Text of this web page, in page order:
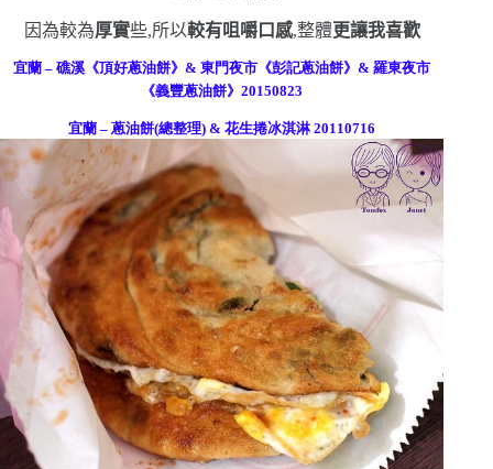
因為較為厚實些,所以較有咀嚼口感,整體更讓我喜歡
宜蘭 –礁溪《頂好蔥油餅》&東門夜市《彭記蔥油餅》&羅東夜市
《義豐蔥油餅》20150823
宜蘭 –蔥油餅(總整理) &花生捲冰淇淋 20110716